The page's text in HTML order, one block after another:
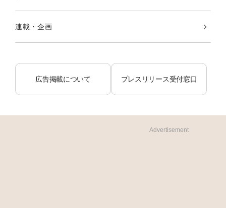
連載・企画
広告掲載について プレスリリース受付窓口
Advertisement